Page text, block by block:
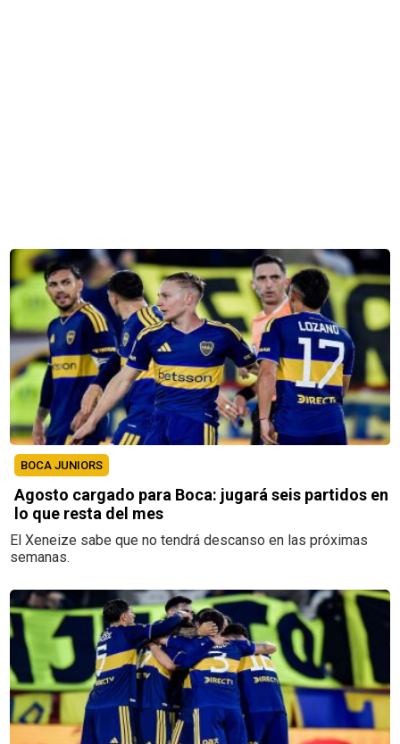
BOCA JUNIORS
Agosto cargado para Boca: jugará seis partidos en
lo que resta del mes
El Xeneize sabe que no tendrá descanso en las próximas
semanas.